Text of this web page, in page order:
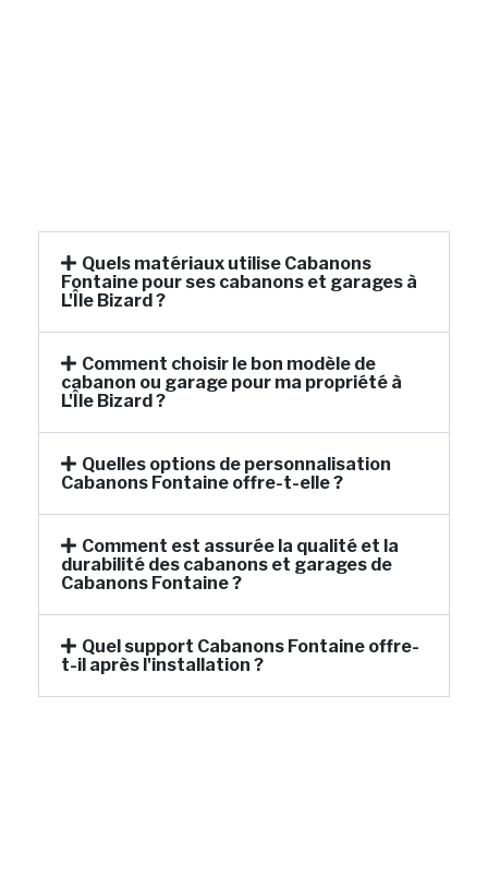
Quels matériaux utilise Cabanons
Fontaine pour ses cabanons et garages à
L'Île Bizard ?
Comment choisir le bon modèle de
cabanon ou garage pour ma propriété à
L'Île Bizard ?
Quelles options de personnalisation
Cabanons Fontaine offre-t-elle ?
Comment est assurée la qualité et la
durabilité des cabanons et garages de
Cabanons Fontaine ?
Quel support Cabanons Fontaine offre-
t-il après l'installation ?